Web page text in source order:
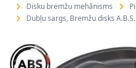
Disku bremžu mehānisms
Dubļu sargs, Bremžu disks